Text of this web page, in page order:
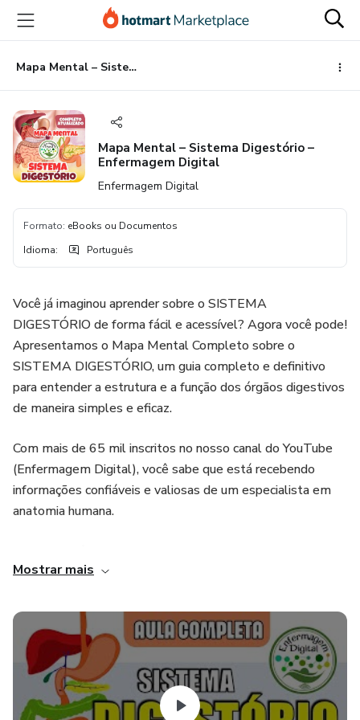
para
conteúdo
principal
para
pagamento
para
rodapé
Mapa Mental – Sistema Digestório – Enfermagem Digital
Mapa Mental – Sistema Digestório –
Enfermagem Digital
Enfermagem Digital
Formato: eBooks ou Documentos
Idioma: Português
Você já imaginou aprender sobre o SISTEMA
DIGESTÓRIO de forma fácil e acessível? Agora você pode!
Apresentamos o Mapa Mental Completo sobre o
SISTEMA DIGESTÓRIO, um guia completo e definitivo
para entender a estrutura e a função dos órgãos digestivos
de maneira simples e eficaz.
Com mais de 65 mil inscritos no nosso canal do YouTube
(Enfermagem Digital), você sabe que está recebendo
informações confiáveis e valiosas de um especialista em
anatomia humana.
funções dos órgãos digestivos, incluindo sua anatomia,
fisiologia e processos de digestão e absorção. Nada fica de
fora!
Fácil de Entender: Utilizando um formato visualmente
estimulante, este mapa mental transforma conceitos
Mostrar mais